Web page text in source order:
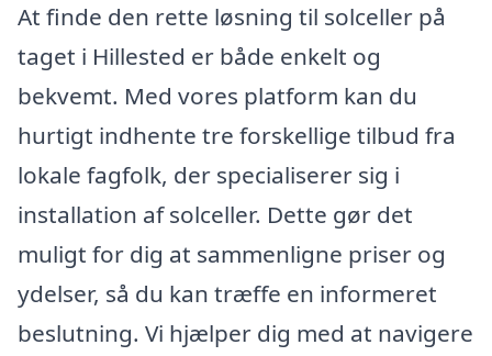
At finde den rette løsning til solceller på
taget i Hillested er både enkelt og
bekvemt. Med vores platform kan du
hurtigt indhente tre forskellige tilbud fra
lokale fagfolk, der specialiserer sig i
installation af solceller. Dette gør det
muligt for dig at sammenligne priser og
ydelser, så du kan træffe en informeret
beslutning. Vi hjælper dig med at navigere